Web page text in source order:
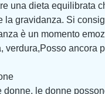
una dieta equilibrata
la gravidanza. Si
è un momento
verdura,Posso ancora
donne, le donne